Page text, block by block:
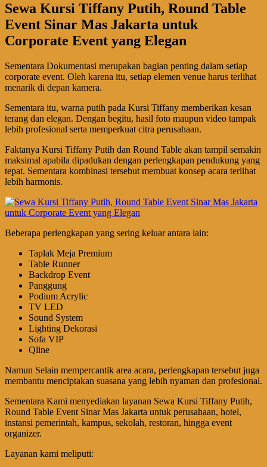
Sewa Kursi Tiffany Putih, Round Table
Event Sinar Mas Jakarta untuk
Corporate Event yang Elegan
Sementara Dokumentasi merupakan bagian penting dalam setiap
corporate event. Oleh karena itu, setiap elemen venue harus terlihat
menarik di depan kamera.
Sementara itu, warna putih pada Kursi Tiffany memberikan kesan
terang dan elegan. Dengan begitu, hasil foto maupun video tampak
lebih profesional serta memperkuat citra perusahaan.
Faktanya Kursi Tiffany Putih dan Round Table akan tampil semakin
maksimal apabila dipadukan dengan perlengkapan pendukung yang
tepat. Sementara kombinasi tersebut membuat konsep acara terlihat
lebih harmonis.
Beberapa perlengkapan yang sering keluar antara lain:
Taplak Meja Premium
Table Runner
Backdrop Event
Panggung
Podium Acrylic
TV LED
Sound System
Lighting Dekorasi
Sofa VIP
Qline
Namun Selain mempercantik area acara, perlengkapan tersebut juga
membantu menciptakan suasana yang lebih nyaman dan profesional.
Sementara Kami menyediakan layanan Sewa Kursi Tiffany Putih,
Round Table Event Sinar Mas Jakarta untuk perusahaan, hotel,
instansi pemerintah, kampus, sekolah, restoran, hingga event
organizer.
Layanan kami meliputi: